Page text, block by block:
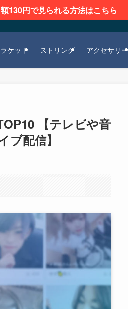
130円で見られる方法はこちら
ケット ストリング アクセサリー
【テレビや音
配信】